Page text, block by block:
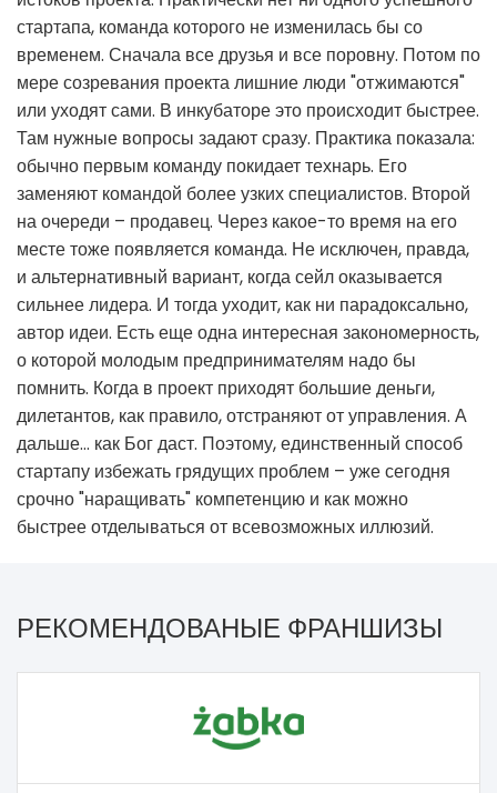
стартапа, команда которого не изменилась бы со
временем. Сначала все друзья и все поровну. Потом по
мере созревания проекта лишние люди "отжимаются"
или уходят сами. В инкубаторе это происходит быстрее.
Там нужные вопросы задают сразу. Практика показала:
обычно первым команду покидает технарь. Его
заменяют командой более узких специалистов. Второй
на очереди – продавец. Через какое-то время на его
месте тоже появляется команда. Не исключен, правда,
и альтернативный вариант, когда сейл оказывается
сильнее лидера. И тогда уходит, как ни парадоксально,
автор идеи. Есть еще одна интересная закономерность,
о которой молодым предпринимателям надо бы
помнить. Когда в проект приходят большие деньги,
дилетантов, как правило, отстраняют от управления. А
дальше… как Бог даст. Поэтому, единственный способ
стартапу избежать грядущих проблем – уже сегодня
срочно "наращивать" компетенцию и как можно
быстрее отделываться от всевозможных иллюзий.
РЕКОМЕНДОВАНЫЕ ФРАНШИЗЫ